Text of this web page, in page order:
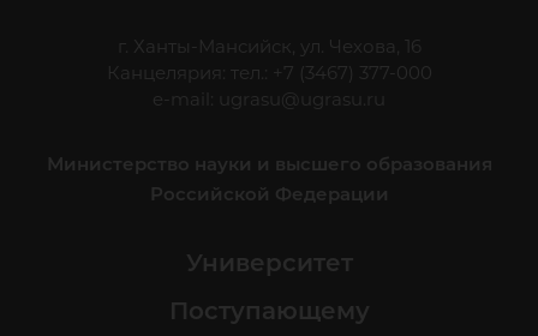
г. Ханты-Мансийск, ул. Чехова, 16
Канцелярия: тел.: +7 (3467) 377-000
e-mail:
ugrasu@ugrasu.ru
Министерство науки и высшего образования
Российской Федерации
Университет
Поступающему